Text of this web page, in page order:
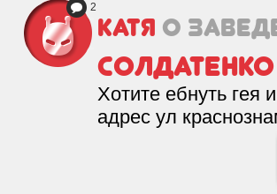
2
КАТЯ о
Хотите ебнуть гея
адрес ул